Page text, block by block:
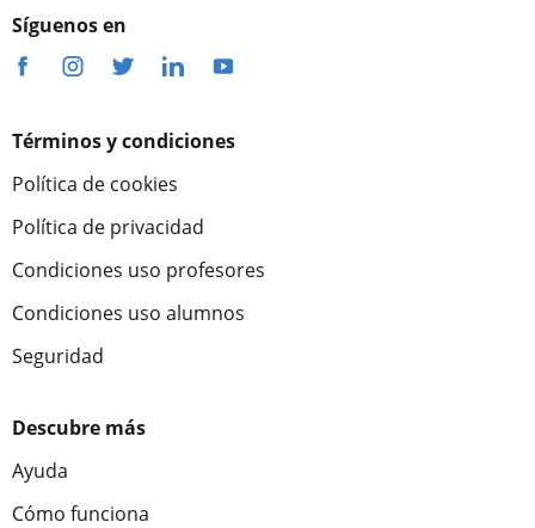
Síguenos en
Términos y condiciones
Política de cookies
Política de privacidad
Condiciones uso profesores
Condiciones uso alumnos
Seguridad
Descubre más
Ayuda
Cómo funciona